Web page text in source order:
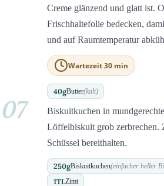
Creme glänzend und glatt ist.
Frischhaltefolie bedecken,
und auf Raumtemperatur
Wartezeit 30 min
40gButter(kalt)
07
Biskuitkuchen in
Löffelbiskuit grob zerbrechen.
Schüssel bereithalten.
250gBiskuitkuchen(einfacher heller
1TLZimt